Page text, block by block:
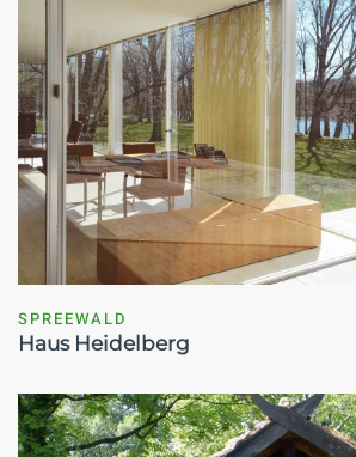
SPREEWALD
Haus Heidelberg